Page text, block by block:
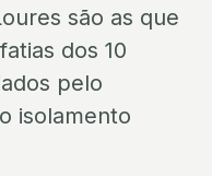
são as que
dos 10
pelo
isolamento